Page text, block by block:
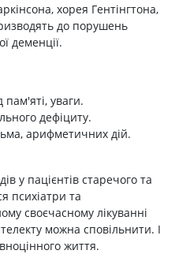
хорея Гентінгтона,
до порушень
деменції.
уваги.
дефіциту.
арифметичних дій.
у пацієнтів старечого та
психіатри та
своєчасному лікуванні
можна сповільнити. І
життя.